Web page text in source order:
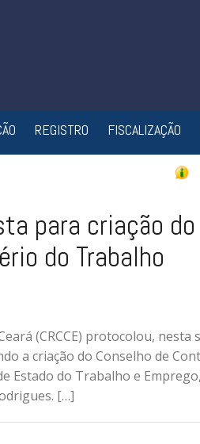
REGISTRO FISCALIZAÇÃO
para criação
do Trabalho
(CRCCE) protocolou,
a criação do Conselho de
Estado do Trabalho e
[…]